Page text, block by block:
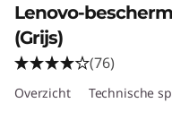
Lenovo-
(Grijs)
(76)
Overzicht Technische